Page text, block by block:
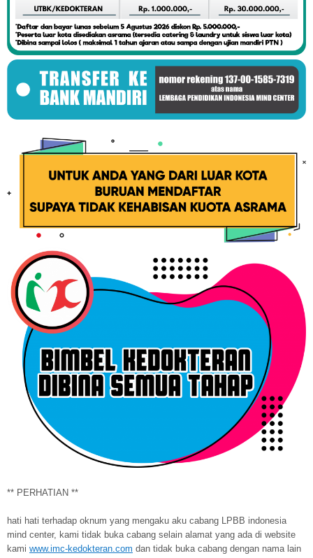
** PERHATIAN **
hati hati terhadap oknum yang mengaku aku cabang LPBB indonesia
mind center, kami tidak buka cabang selain alamat yang ada di website
kami www.imc-kedokteran.com dan tidak buka cabang dengan nama lain